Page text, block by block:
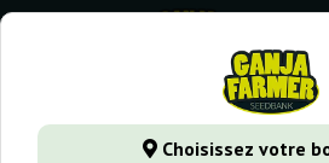
Choisissez votre
GanjaFarmer.fr Variétés de